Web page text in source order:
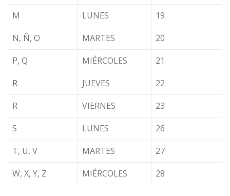
M
LUNES
19
N, Ñ, O
MARTES
20
P, Q
MIÉRCOLES
21
R
JUEVES
22
R
VIERNES
23
S
LUNES
26
T, U, V
MARTES
27
W, X, Y, Z
MIÉRCOLES 28